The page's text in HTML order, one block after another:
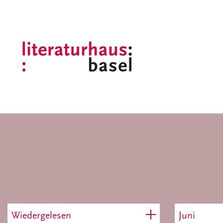
Wiedergelesen Juni